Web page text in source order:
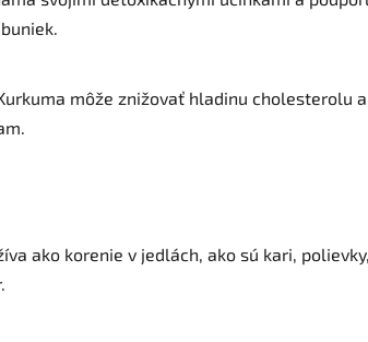
môže znižovať hladinu cholesterolu
ako korenie v jedlách, ako sú kari,